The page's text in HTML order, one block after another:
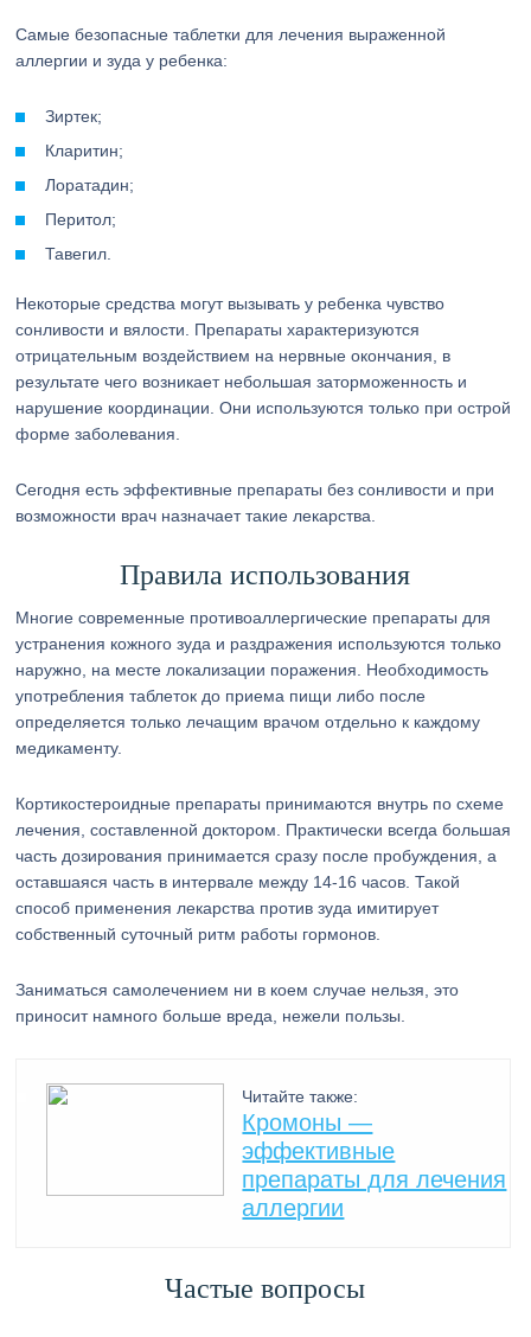
Самые безопасные таблетки для лечения выраженной
аллергии и зуда у ребенка:
Зиртек;
Кларитин;
Лоратадин;
Перитол;
Тавегил.
Некоторые средства могут вызывать у ребенка чувство
сонливости и вялости. Препараты характеризуются
отрицательным воздействием на нервные окончания, в
результате чего возникает небольшая заторможенность и
нарушение координации. Они используются только при острой
форме заболевания.
Сегодня есть эффективные препараты без сонливости и при
возможности врач назначает такие лекарства.
Правила использования
Многие современные противоаллергические препараты для
устранения кожного зуда и раздражения используются только
наружно, на месте локализации поражения. Необходимость
употребления таблеток до приема пищи либо после
определяется только лечащим врачом отдельно к каждому
медикаменту.
Кортикостероидные препараты принимаются внутрь по схеме
лечения, составленной доктором. Практически всегда большая
часть дозирования принимается сразу после пробуждения, а
оставшаяся часть в интервале между 14-16 часов. Такой
способ применения лекарства против зуда имитирует
собственный суточный ритм работы гормонов.
Заниматься самолечением ни в коем случае нельзя, это
приносит намного больше вреда, нежели пользы.
Читайте также:
Кромоны —
эффективные
препараты для лечения
аллергии
Частые вопросы